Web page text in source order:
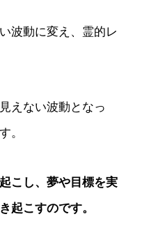
波動に変え、霊的レ
えない波動となっ
。
こし、夢や目標を実
起こすのです。